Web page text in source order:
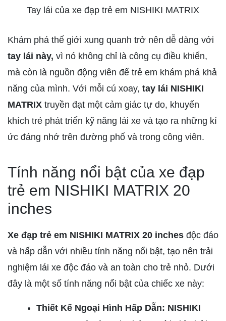
Tay lái của xe đạp trẻ em NISHIKI MATRIX
Khám phá thế giới xung quanh trở nên dễ dàng với
tay lái này, vì nó không chỉ là công cụ điều khiển,
mà còn là nguồn động viên để trẻ em khám phá khả
năng của mình. Với mỗi cú xoay, tay lái NISHIKI
MATRIX truyền đạt một cảm giác tự do, khuyến
khích trẻ phát triển kỹ năng lái xe và tạo ra những kí
ức đáng nhớ trên đường phố và trong công viên.
Tính năng nổi bật của xe đạp
trẻ em NISHIKI MATRIX 20
inches
Xe đạp trẻ em NISHIKI MATRIX 20 inches độc đáo
và hấp dẫn với nhiều tính năng nổi bật, tạo nên trải
nghiệm lái xe độc đáo và an toàn cho trẻ nhỏ. Dưới
đây là một số tính năng nổi bật của chiếc xe này:
Thiết Kế Ngoại Hình Hấp Dẫn: NISHIKI